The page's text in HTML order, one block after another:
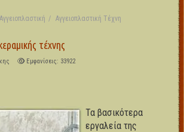
Αγγειοπλαστική Αγγειοπλαστική Τέχνη
τέχνης
Εμφανίσεις: 33922
Τα βασικότερα
εργαλεία της